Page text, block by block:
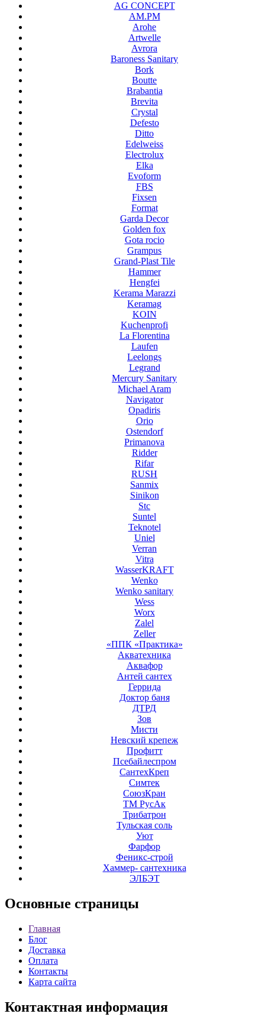
AG CONCEPT
AM.PM
Arohe
Artwelle
Avrora
Baroness Sanitary
Bork
Boutte
Brabantia
Brevita
Crystal
Defesto
Ditto
Edelweiss
Electrolux
Elka
Evoform
FBS
Fixsen
Format
Garda Decor
Golden fox
Gota rocio
Grampus
Grand-Plast Tile
Hammer
Hengfei
Kerama Marazzi
Keramag
KOIN
Kuchenprofi
La Florentina
Laufen
Leelongs
Legrand
Mercury Sanitary
Michael Aram
Navigator
Opadiris
Orio
Ostendorf
Primanova
Ridder
Rifar
RUSH
Sanmix
Sinikon
Stc
Suntel
Teknotel
Uniel
Verran
Vitra
WasserKRAFT
Wenko
Wenko sanitary
Wess
Worx
Zalel
Zeller
«ППК «Практика»
Акватехника
Аквафор
Антей сантех
Геррида
Доктор баня
ДТРД
Зов
Мисти
Невский крепеж
Профитт
Псебайлеспром
СантехКреп
Симтек
СоюзКран
ТМ РусАк
Трибатрон
Тульская соль
Уют
Фарфор
Феникс-строй
Хаммер- сантехника
ЭЛБЭТ
Основные страницы
Главная
Блог
Доставка
Оплата
Контакты
Карта сайта
Контактная информация